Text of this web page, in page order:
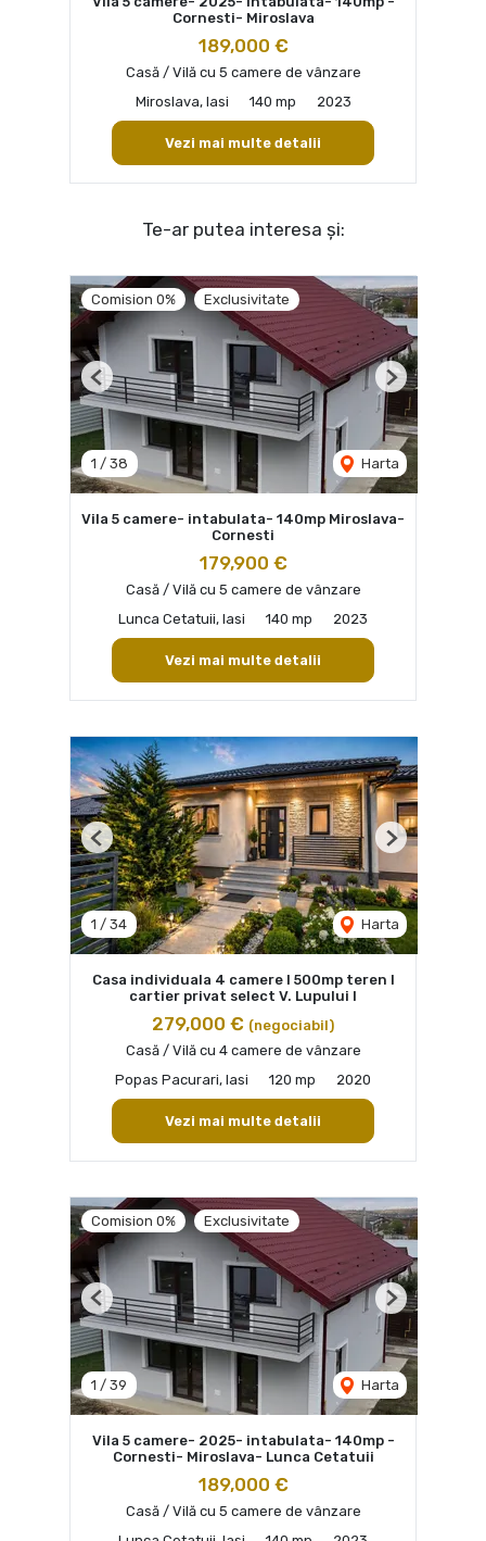
Cornesti- Miroslava
189,000 €
Casă / Vilă cu 5 camere de vânzare
Miroslava, Iasi
140 mp 2023
Vezi mai multe detalii
Te-ar putea interesa și:
Comision 0% Exclusivitate
1 / 38 Harta
Previous Next
Vila 5 camere- intabulata- 140mp Miroslava-
Cornesti
179,900 €
Casă / Vilă cu 5 camere de vânzare
Lunca Cetatuii, Iasi
140 mp 2023
Vezi mai multe detalii
1 / 34 Harta
Previous Next
Casa individuala 4 camere I 500mp teren I
cartier privat select V. Lupului I
279,000 € (negociabil)
Casă / Vilă cu 4 camere de vânzare
Popas Pacurari, Iasi
120 mp 2020
Vezi mai multe detalii
Comision 0% Exclusivitate
1 / 39 Harta
Previous Next
Vila 5 camere- 2025- intabulata- 140mp -
Cornesti- Miroslava- Lunca Cetatuii
189,000 €
Casă / Vilă cu 5 camere de vânzare